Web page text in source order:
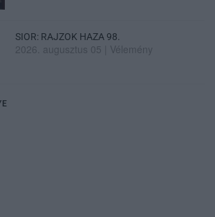
SIOR: RAJZOK HAZA 98.
2026. augusztus 05 Vélemény